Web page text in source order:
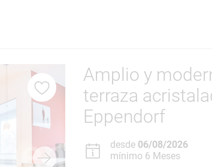
Amplio y
terraza
Eppendorf
desde 06/08/2026
mínimo 6 Meses